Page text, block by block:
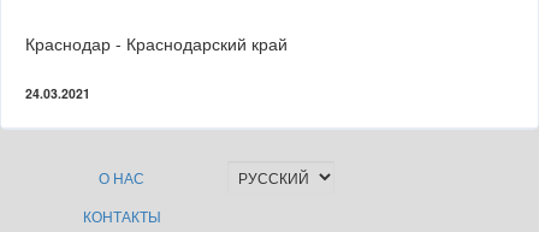
Краснодар - Краснодарский край
24.03.2021
О НАС
КОНТАКТЫ